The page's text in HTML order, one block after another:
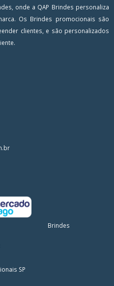
onde a QAP Brindes personaliza
Os Brindes promocionais são
clientes, e são personalizados
Brindes
SP